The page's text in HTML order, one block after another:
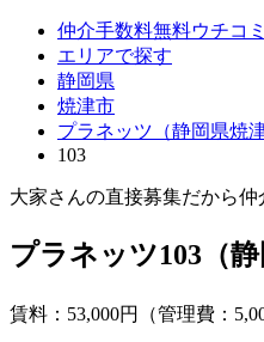
仲介手数料無料ウチコ
エリアで探す
静岡県
焼津市
プラネッツ（静岡県焼津
103
大家さんの直接募集だから仲
プラネッツ103（静
賃料： 53,000円（管理費：